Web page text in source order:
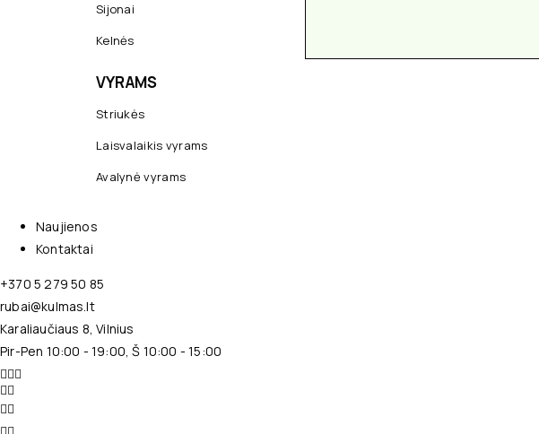
Sijonai
Kelnės
VYRAMS
Striukės
Laisvalaikis vyrams
Avalynė vyrams
Naujienos
Kontaktai
+370 5 279 50 85
rubai@kulmas.lt
Karaliaučiaus 8, Vilnius
Pir-Pen 10:00 - 19:00, Š 10:00 - 15:00